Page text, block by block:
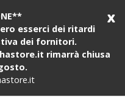
x
esserci dei ritardi
dei fornitori.
rimarrà chiusa